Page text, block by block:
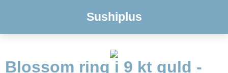
Sushiplus
Blossom ring i 9 kt guld -